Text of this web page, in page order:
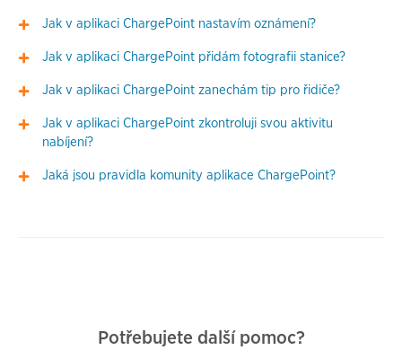
Jak v aplikaci ChargePoint nastavím oznámení?
Jak v aplikaci ChargePoint přidám fotografii stanice?
Jak v aplikaci ChargePoint zanechám tip pro řidiče?
Jak v aplikaci ChargePoint zkontroluji svou aktivitu
nabíjení?
Jaká jsou pravidla komunity aplikace ChargePoint?
Potřebujete další pomoc?